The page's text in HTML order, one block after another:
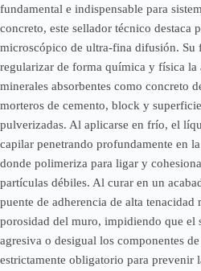
fundamental e indispensable para
concreto, este sellador técnico destaca
microscópico de ultra-fina difusión. Su
regularizar de forma química y física la
minerales absorbentes como concreto
morteros de cemento, block y
pulverizadas. Al aplicarse en frío, el
capilar penetrando profundamente en
donde polimeriza para ligar y
partículas débiles. Al curar en un
puente de adherencia de alta tenacidad
porosidad del muro, impidiendo que el
agresiva o desigual los componentes
estrictamente obligatorio para prevenir